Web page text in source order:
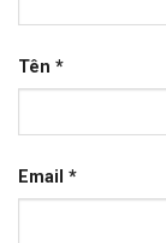
Tên *
Email *